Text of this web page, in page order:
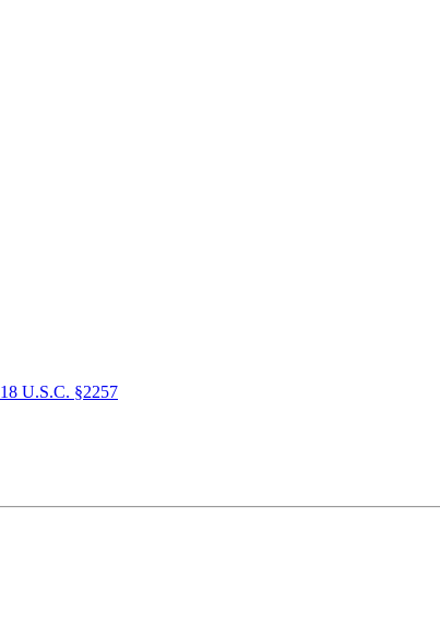
18 U.S.C. §2257